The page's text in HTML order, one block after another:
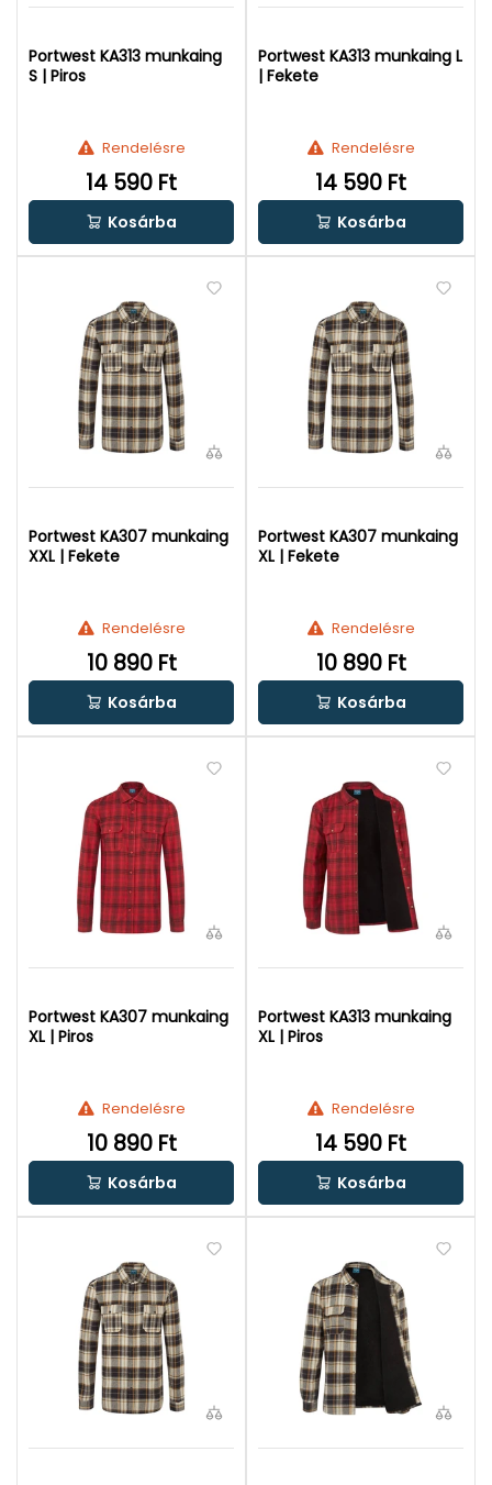
Portwest KA313 munkaing
S | Piros
Rendelésre
14 590 Ft
Kosárba
Portwest KA313 munkaing L
| Fekete
Rendelésre
14 590 Ft
Kosárba
Portwest KA307 munkaing
XXL | Fekete
Rendelésre
10 890 Ft
Kosárba
Portwest KA307 munkaing
XL | Fekete
Rendelésre
10 890 Ft
Kosárba
Portwest KA307 munkaing
XL | Piros
Rendelésre
10 890 Ft
Kosárba
Portwest KA313 munkaing
XL | Piros
Rendelésre
14 590 Ft
Kosárba